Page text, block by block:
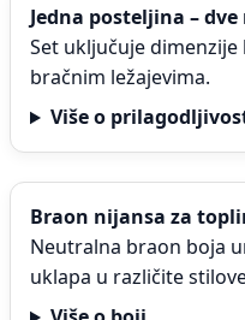
Jedna posteljina –
Set uključuje
bračnim ležajevima.
Više o
Braon nijansa za
Neutralna braon boja
uklapa u različite